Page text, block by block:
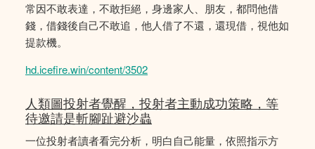
常因不敢表達，不敢拒絕，身邊家人、朋友，都問他借
錢，借錢後自己不敢追，他人借了不還，還現借，視他如
提款機。
hd.icefire.win/content/3502
人類圖投射者覺醒，投射者主動成功策略，等
待邀請是斬腳趾避沙蟲
一位投射者讀者看完分析，明白自己能量，依照指示方